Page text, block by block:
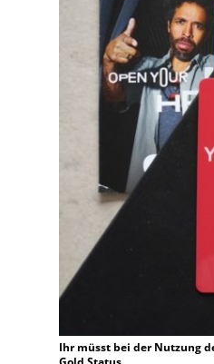
Ihr müsst bei der Nutzung